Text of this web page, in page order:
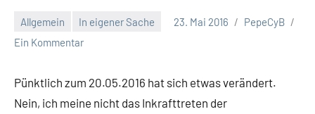
Allgemein In eigener Sache 23. Mai 2016
PepeCyB
Ein Kommentar
Pünktlich zum 20.05.2016 hat sich etwas verändert.
Nein, ich meine nicht das Inkrafttreten der